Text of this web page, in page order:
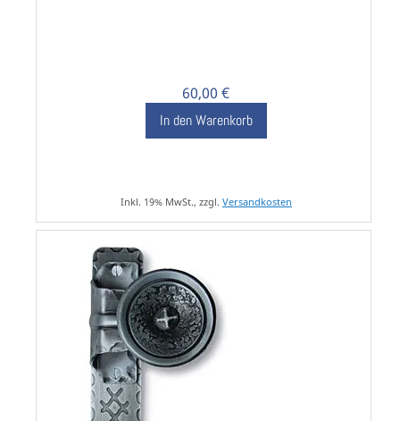
60,00 €
In den Warenkorb
Inkl. 19% MwSt., zzgl. Versandkosten